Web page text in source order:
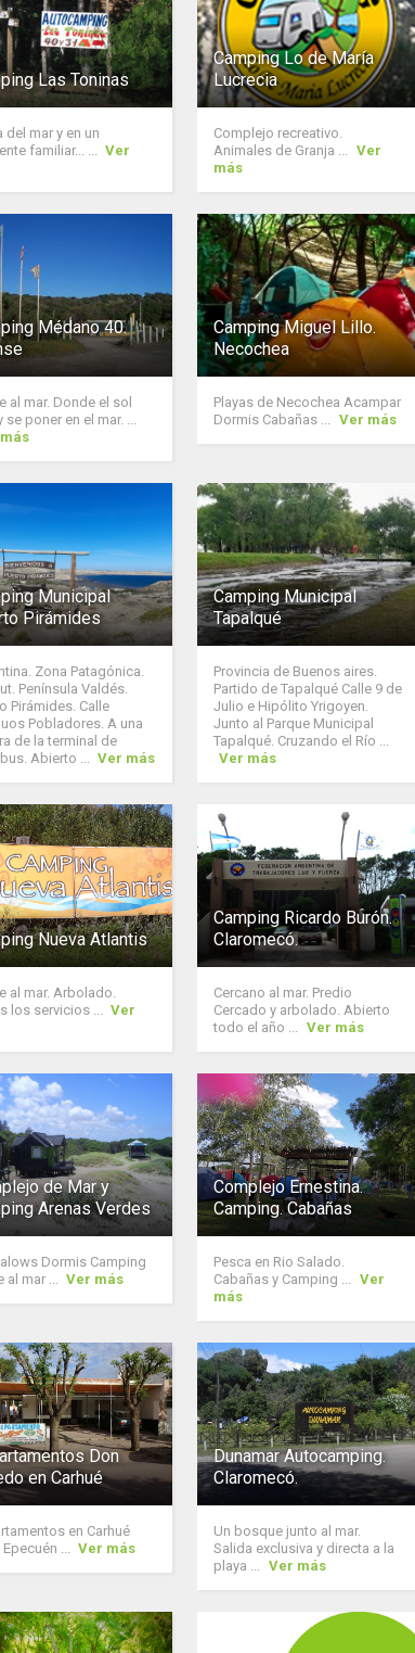
Las Toninas
del mar y en un
familiar... ... Ver
Camping Lo de María
Lucrecia
Complejo recreativo.
Animales de Granja ... Ver
más
Médano 40.
al mar. Donde el sol
se poner en el mar. ...
Camping Miguel Lillo.
Necochea
Playas de Necochea Acampar
Dormis Cabañas ... Ver más
Municipal
Pirámides
Zona Patagónica.
Península Valdés.
Pirámides. Calle
Pobladores. A una
de la terminal de
Abierto ... Ver más
Camping Municipal
Tapalqué
Provincia de Buenos aires.
Partido de Tapalqué Calle 9 de
Julio e Hipólito Yrigoyen.
Junto al Parque Municipal
Tapalqué. Cruzando el Río ...
Ver más
Nueva Atlantis
al mar. Arbolado.
los servicios ... Ver
Camping Ricardo Burón.
Claromecó.
Cercano al mar. Predio
Cercado y arbolado. Abierto
todo el año ... Ver más
de Mar y
Arenas Verdes
Dormis Camping
al mar ... Ver más
Complejo Ernestina.
Camping. Cabañas
Pesca en Rio Salado.
Cabañas y Camping ... Ver
más
Don
en Carhué
en Carhué
... Ver más
Dunamar Autocamping.
Claromecó.
Un bosque junto al mar.
Salida exclusiva y directa a la
playa ... Ver más